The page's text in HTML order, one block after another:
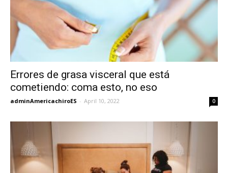
Errores de grasa visceral que está
cometiendo: coma esto, no eso
adminAmericachiroES - April 10, 2022 0